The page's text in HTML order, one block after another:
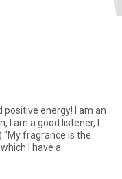
energy! I am an
I am a good listener, I
I have a